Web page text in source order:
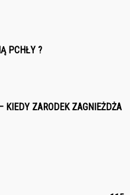
PCHŁY ?
KIEDY ZARODEK ZAGNIEŻDŻA